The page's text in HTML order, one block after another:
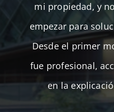
mi propiedad, y
empezar para
Desde el primer
fue profesional,
en la